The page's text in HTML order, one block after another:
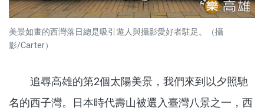
美景如畫的西灣落日總是吸引遊人與攝影愛好者駐足。（攝
影/Carter）
追尋高雄的第2個太陽美景，我們來到以夕照馳
名的西子灣。日本時代壽山被選入臺灣八景之一，西